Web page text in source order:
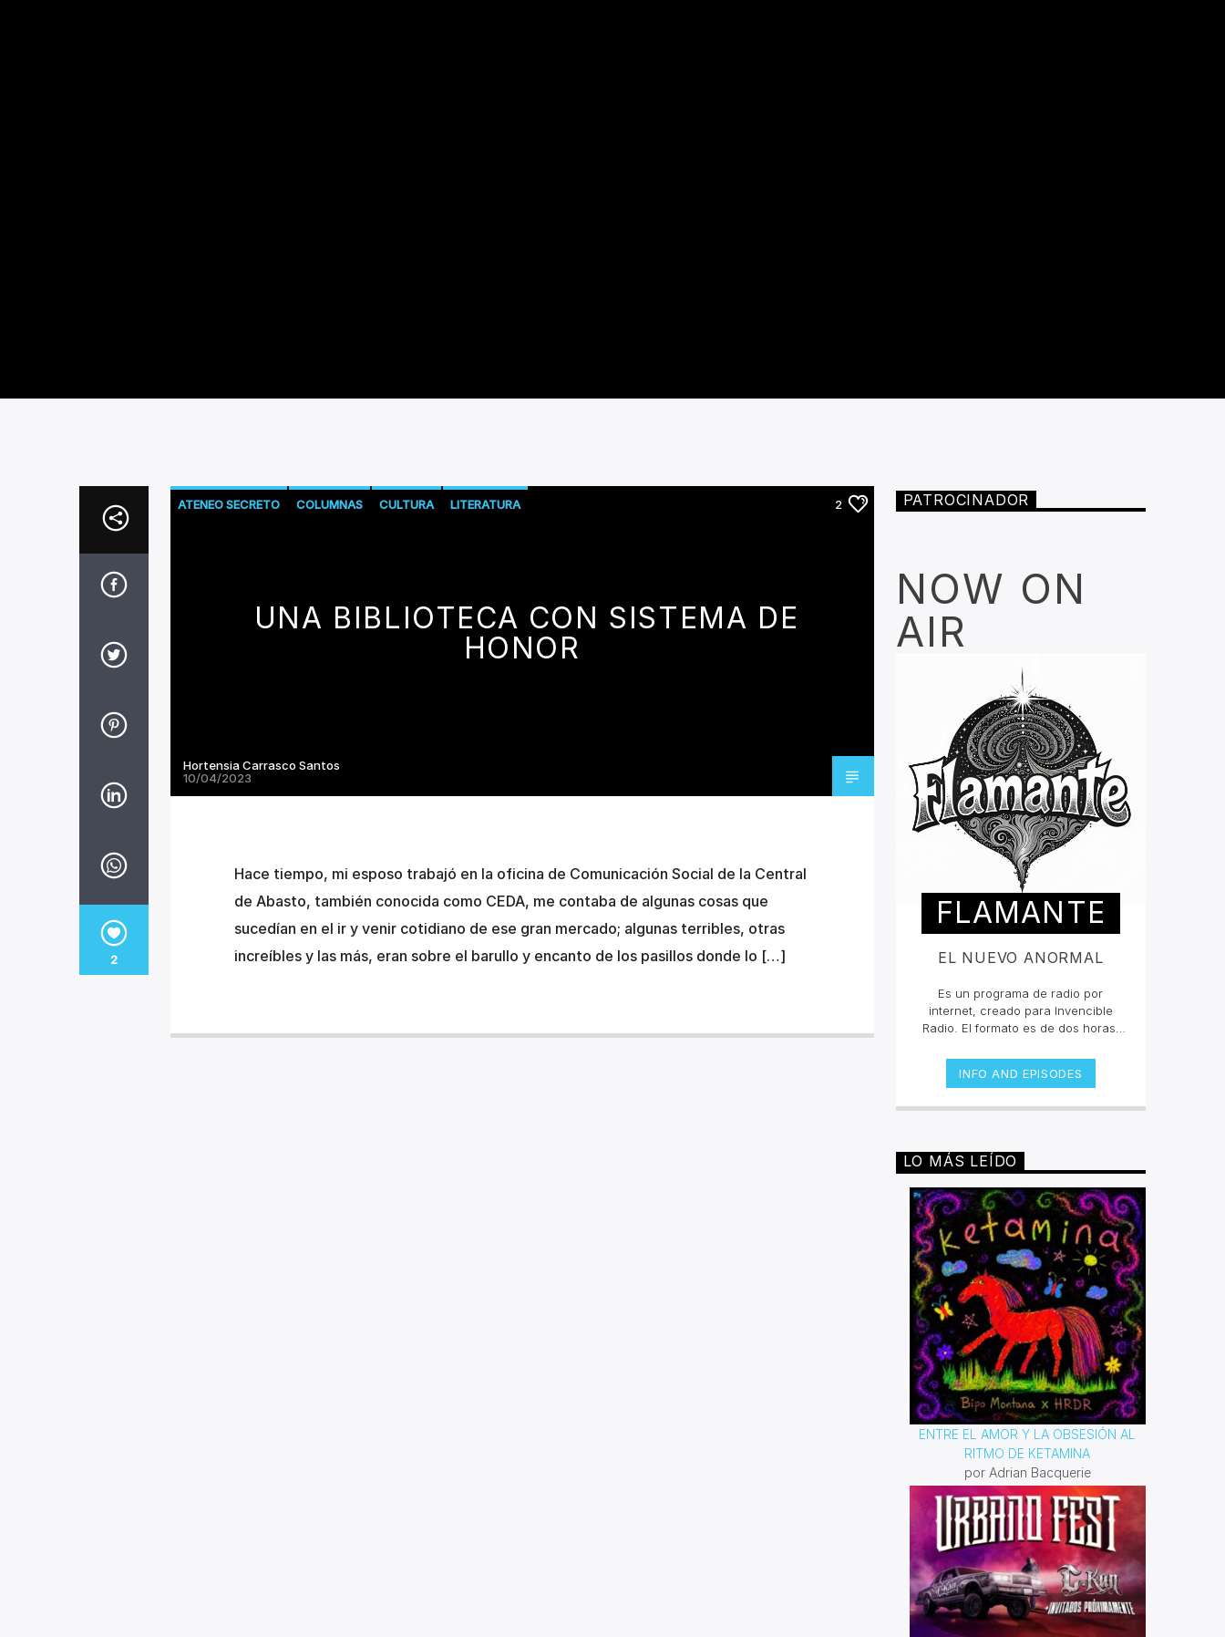
2
ATENEO SECRETO COLUMNAS CULTURA LITERATURA 2
UNA BIBLIOTECA CON SISTEMA DE
HONOR
Hortensia Carrasco Santos
10/04/2023
Hace tiempo, mi esposo trabajó en la oficina de Comunicación Social de la Central
de Abasto, también conocida como CEDA, me contaba de algunas cosas que
sucedían en el ir y venir cotidiano de ese gran mercado; algunas terribles, otras
increíbles y las más, eran sobre el barullo y encanto de los pasillos donde lo […]
PATROCINADOR
NOW ON
AIR
FLAMANTE
EL NUEVO ANORMAL
Es un programa de radio por
internet, creado para Invencible
Radio. El formato es de dos horas,
segmento especial que puede ser
esporádico.Con una inclinación
mundial, Flamante presenta nuevas
convencionales y audaces) de la
escena underground, sin dejar de
vanguardia de diferentes épocas y
estilos musicales.
INFO AND EPISODES
LO MÁS LEÍDO
ENTRE EL AMOR Y LA OBSESIÓN AL
RITMO DE KETAMINA
por Adrian Bacquerie